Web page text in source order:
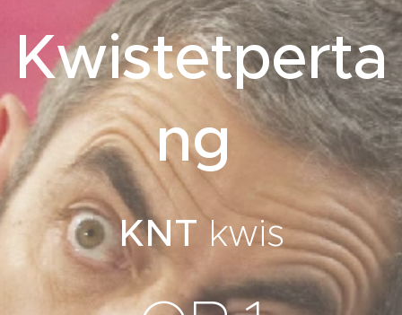
Kwistetperta
ng
KNTkwis